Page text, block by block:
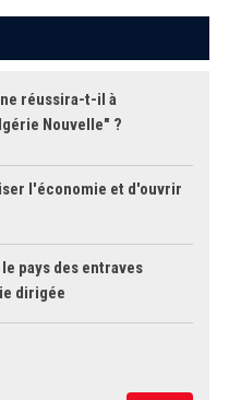
réussira-t-il à
Nouvelle" ?
l'économie et d'ouvrir
pays des entraves
dirigée